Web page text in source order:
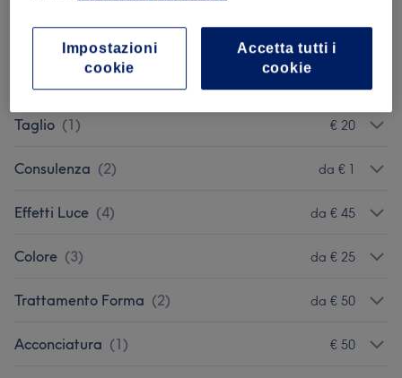
Taglio (1) € 20
Consulenza (2) da € 1
Effetti Luce (4) da € 45
Colore (3) da € 25
Trattamento Forma (2) da € 50
Acconciatura (1) € 50
Accetta tutti i
cookie
Impostazioni
cookie